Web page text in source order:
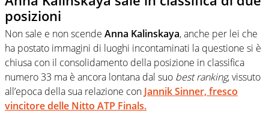
posizioni
Non sale e non scende Anna Kalinskaya, anche per lei che
ha postato immagini di luoghi incontaminati la questione si è
chiusa con il consolidamento della posizione in classifica
numero 33 ma è ancora lontana dal suo best ranking, vissuto
all’epoca della sua relazione con Jannik Sinner,fresco
vincitore delle Nitto ATP Finals.